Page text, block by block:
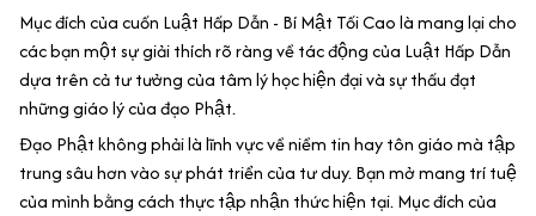
Mục đích của cuốn Luật Hấp Dẫn - Bí Mật Tối Cao là mang lại cho
các bạn một sự giải thích rõ ràng về tác động của Luật Hấp Dẫn
dựa trên cả tư tưởng của tâm lý học hiện đại và sự thấu đạt
những giáo lý của đạo Phật.
Đạo Phật không phải là lĩnh vực về niềm tin hay tôn giáo mà tập
trung sâu hơn vào sự phát triển của tư duy. Bạn mở mang trí tuệ
của mình bằng cách thực tập nhận thức hiện tại. Mục đích của